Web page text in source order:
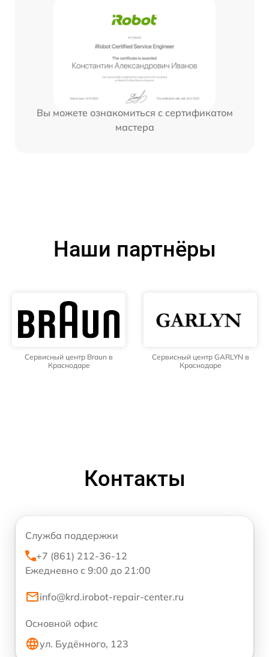
Вы можете ознакомиться с сертификатом
мастера
Наши партнёры
Сервисный центр Braun в
Краснодаре
Сервисный центр GARLYN в
Краснодаре
Контакты
Служба поддержки
+7 (861) 212-36-12
Ежедневно с 9:00 до 21:00
info@krd.irobot-repair-center.ru
Основной офис
ул. Будённого, 123